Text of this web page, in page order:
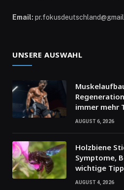
Email:
UNSERE AUSWAHL
immer mehr
AUGUST 6, 2026
Holzbiene
Symptome,
wichtige
AUGUST 4, 2026